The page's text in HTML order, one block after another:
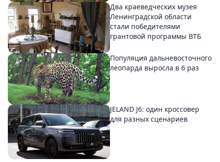
Два краеведческих музея
Ленинградской области
стали победителями
грантовой программы ВТБ
Популяция дальневосточного
леопарда выросла в 6 раз
JELAND J6: один кроссовер
для разных сценариев